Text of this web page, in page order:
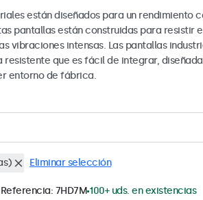
están diseñados para un rendimiento
pantallas están construidas para resistir
vibraciones intensas. Las pantallas
que es fácil de integrar,
entorno de fábrica.
Eliminar selección
Referencia: 7HD7M 100+ uds. en existencias